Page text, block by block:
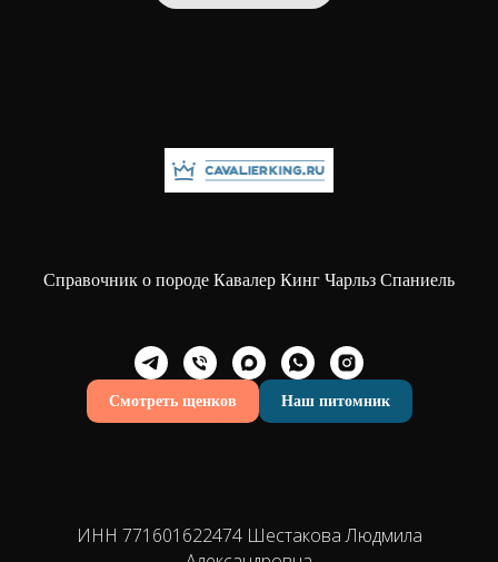
Справочник о породе Кавалер Кинг Чарльз Спаниель
Смотреть щенков Наш питомник
ИНН 771601622474 Шестакова Людмила